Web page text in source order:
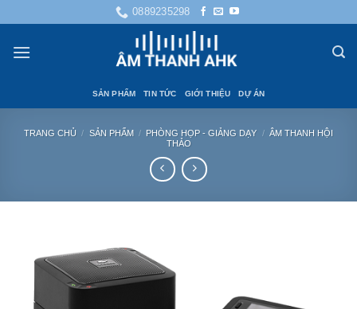
nội
0889235298
SẢN PHẨM TIN TỨC GIỚI THIỆU DỰ ÁN
TRANG CHỦ / SẢN PHẨM / PHÒNG HỌP - GIẢNG DẠY / ÂM THANH HỘI
THẢO